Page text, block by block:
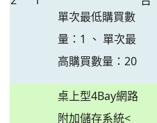
單次最低購買數
量：1 、 單次最
高購買數量：20
桌上型4Bay網路
附加儲存系統<